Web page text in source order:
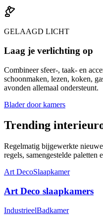
GELAAGD LICHT
Laag je verlichting op
Combineer sfeer-, taak- en
schoonmaken, lezen, koken,
avonden allemaal ondersteunt.
Blader door kamers
Trending
Regelmatig bijgewerkte
regels, samengestelde paletten
Art DecoSlaapkamer
Art Deco slaapkamers
IndustrieelBadkamer